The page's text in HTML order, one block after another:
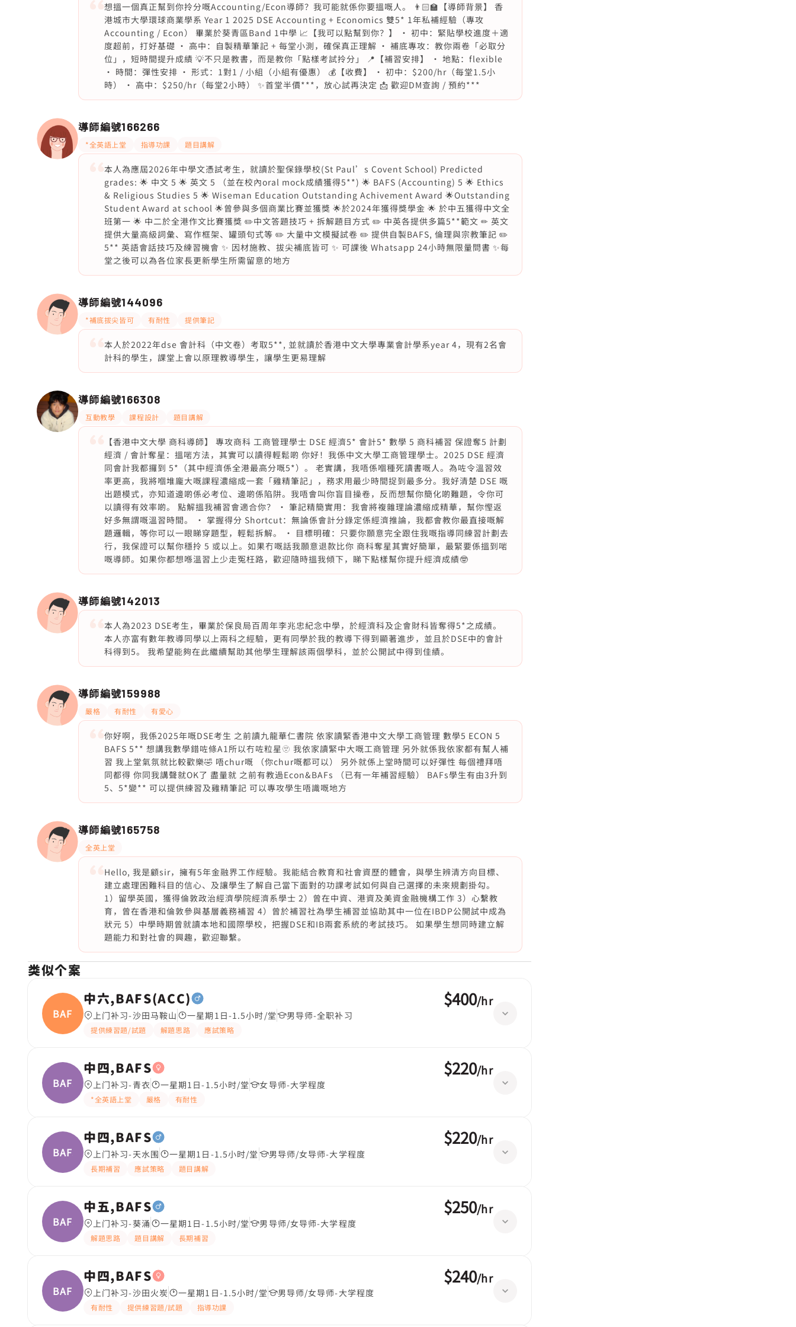
想搵一個真正幫到你拎分嘅Accounting/Econ導師？我可能就係你要搵嘅人。 👨🏻‍🏫【導師背景】 香
港城市大學環球商業學系 Year 1 2025 DSE Accounting + Economics 雙5* 1年私補經驗（專攻
Accounting / Econ） 畢業於葵青區Band 1中學 📈【我可以點幫到你？】 • 初中：緊貼學校進度＋適
度超前，打好基礎 • 高中：自製精華筆記 + 每堂小測，確保真正理解 • 補底專攻：教你兩卷「必取分
位」，短時間提升成績 💡不只是教書，而是教你「點樣考試拎分」 📍【補習安排】 • 地點：flexible
• 時間：彈性安排 • 形式：1對1 / 小組（小組有優惠） 💰【收費】 • 初中：$200/hr（每堂1.5小
時） • 高中：$250/hr（每堂2小時） ✨首堂半價***，放心試再決定 📩 歡迎DM查詢 / 預約***
導師編號166266
*全英語上堂 指導功課 題目講解
本人為應屆2026年中學文憑試考生，就讀於聖保錄學校(St Paul’s Covent School) Predicted
grades: 🌟 中文 5 🌟 英文 5 （並在校內oral mock成績獲得5**) 🌟 BAFS (Accounting) 5 🌟 Ethics
& Religious Studies 5 🌟 Wiseman Education Outstanding Achivement Award 🌟Outstanding
Student Award at school 🌟曾參與多個商業比賽並獲獎 🌟於2024年獲得獎學金 🌟 於中五獲得中文全
班第一 🌟 中二於全港作文比賽獲獎 ✏️中文答題技巧 + 拆解題目方式 ✏️ 中英各提供多篇5**範文 ✏ 英文
提供大量高級詞彙、寫作框架、罐頭句式等 ✏️ 大量中文模擬試卷 ✏️ 提供自製BAFS, 倫理與宗教筆記 ✏️
5** 英語會話技巧及練習機會 ✨ 因材施教、拔尖補底皆可 ✨ 可課後 Whatsapp 24小時無限量問書 ✨每
堂之後可以為各位家長更新學生所需留意的地方
導師編號144096
*補底拔尖皆可 有耐性 提供筆記
本人於2022年dse 會計科（中文卷）考取5**, 並就讀於香港中文大學專業會計學系year 4，現有2名會
計科的學生，課堂上會以原理教導學生，讓學生更易理解
導師編號166308
互動教學 課程設計 題目講解
【香港中文大學 商科導師】 專攻商科 工商管理學士 DSE 經濟5* 會計5* 數學 5 商科補習 保證奪5 計劃
經濟 / 會計奪星：搵啱方法，其實可以讀得輕鬆啲 你好！我係中文大學工商管理學士。2025 DSE 經濟
同會計我都攞到 5*（其中經濟係全港最高分嘅5*）。 老實講，我唔係嗰種死讀書嘅人。為咗令溫習效
率更高，我將嗰堆龐大嘅課程濃縮成一套「雞精筆記」，務求用最少時間捉到最多分。我好清楚 DSE 嘅
出題模式，亦知道邊啲係必考位、邊啲係陷阱。我唔會叫你盲目操卷，反而想幫你簡化啲難題，令你可
以讀得有效率啲。 點解搵我補習會適合你？ • 筆記精簡實用：我會將複雜理論濃縮成精華，幫你慳返
好多無謂嘅溫習時間。 • 掌握得分 Shortcut：無論係會計分錄定係經濟推論，我都會教你最直接嘅解
題邏輯，等你可以一眼睇穿題型，輕鬆拆解。 • 目標明確：只要你願意完全跟住我嘅指導同練習計劃去
行，我保證可以幫你穩拎 5 或以上。如果冇嘅話我願意退款比你 商科奪星其實好簡單，最緊要係搵到啱
嘅導師。如果你都想喺溫習上少走冤枉路，歡迎隨時搵我傾下，睇下點樣幫你提升經濟成績🤓
導師編號142013
本人為2023 DSE考生，畢業於保良局百周年李兆忠紀念中學，於經濟科及企會財科皆奪得5*之成績。
本人亦富有數年教導同學以上兩科之經驗，更有同學於我的教導下得到顯著進步，並且於DSE中的會計
科得到5。 我希望能夠在此繼續幫助其他學生理解該兩個學科，並於公開試中得到佳績。
導師編號159988
嚴格 有耐性 有愛心
你好啊，我係2025年嘅DSE考生 之前讀九龍華仁書院 依家讀緊香港中文大學工商管理 數學5 ECON 5
BAFS 5** 想講我數學錯咗條A1所以冇咗粒星🫥 我依家讀緊中大嘅工商管理 另外就係我依家都有幫人補
習 我上堂氣氛就比較歡樂🤣 唔chur嘅 （你chur嘅都可以） 另外就係上堂時間可以好彈性 每個禮拜唔
同都得 你同我講聲就OK了 盡量就 之前有教過Econ&BAFs （已有一年補習經驗） BAFs學生有由3升到
5、5*變** 可以提供練習及雞精筆記 可以專攻學生唔識嘅地方
導師編號165758
全英上堂
Hello, 我是顧sir，擁有5年金融界工作經驗。我能結合教育和社會資歷的體會，與學生辨清方向目標、
建立處理困難科目的信心、及讓學生了解自己當下面對的功課考試如何與自己選擇的未來規劃掛勾。
1）留學英國，獲得倫敦政治經濟學院經濟系學士 2）曾在中資、港資及美資金融機構工作 3）心繫教
育，曾在香港和倫敦參與基層義務補習 4）曾於補習社為學生補習並協助其中一位在IBDP公開試中成為
狀元 5）中學時期曾就讀本地和國際學校，把握DSE和IB兩套系統的考試技巧。 如果學生想同時建立解
題能力和對社會的興趣，歡迎聯繫。
类似个案
BAFS(
中六,BAFS(ACC)
上门补习-沙田马鞍山 一星期1日-1.5小时/堂 男导师-全职补习
提供練習題/試題 解題思路 應試策略
$400/hr
BAFS
中四,BAFS
上门补习-青衣 一星期1日-1.5小时/堂 女导师-大学程度
*全英語上堂 嚴格 有耐性
$220/hr
BAFS
中四,BAFS
上门补习-天水围 一星期1日-1.5小时/堂 男导师/女导师-大学程度
長期補習 應試策略 題目講解
$220/hr
BAFS
中五,BAFS
上门补习-葵涌 一星期1日-1.5小时/堂 男导师/女导师-大学程度
解題思路 題目講解 長期補習
$250/hr
BAFS
中四,BAFS
上门补习-沙田火炭 一星期1日-1.5小时/堂 男导师/女导师-大学程度
有耐性 提供練習題/試題 指導功課
$240/hr